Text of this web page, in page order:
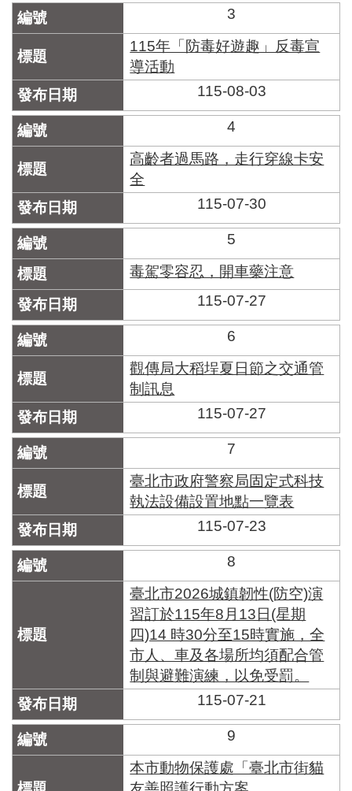
產
臺
北
區
里
界
說
臺
市
鄰
長
名
冊
3
115年「防毒好遊趣」反毒宣
導活動
115-08-03
4
高齡者過馬路，走行穿線卡安
全
115-07-30
5
毒駕零容忍，開車藥注意
115-07-27
6
觀傳局大稻埕夏日節之交通管
制訊息
115-07-27
7
臺北市政府警察局固定式科技
執法設備設置地點一覽表
115-07-23
8
臺北市2026城鎮韌性(防空)演
習訂於115年8月13日(星期
四)14 時30分至15時實施，全
市人、車及各場所均須配合管
制與避難演練，以免受罰。
115-07-21
9
本市動物保護處「臺北市街貓